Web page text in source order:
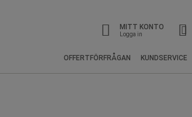
MITT KONTO
Logga in
OFFERTFÖRFRÅGAN KUNDSERVICE